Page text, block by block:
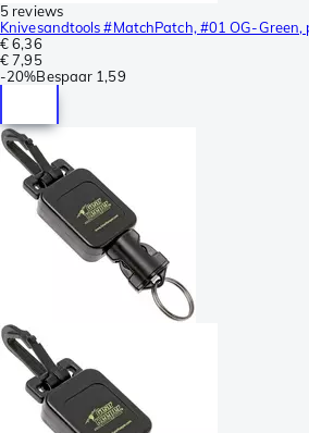
5 reviews
Knivesandtools #MatchPatch, #01 OG-Green,
€ 6,36
€ 7,95
-20%Bespaar 1,59